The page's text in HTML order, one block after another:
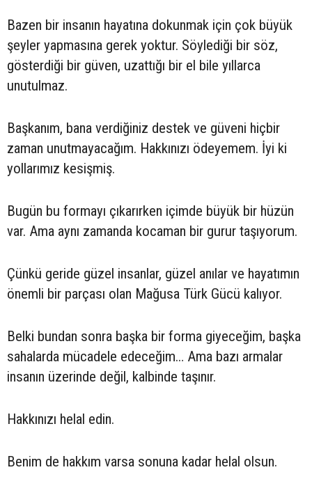
Bazen bir insanın hayatına dokunmak için çok büyük
şeyler yapmasına gerek yoktur. Söylediği bir söz,
gösterdiği bir güven, uzattığı bir el bile yıllarca
unutulmaz.
Başkanım, bana verdiğiniz destek ve güveni hiçbir
zaman unutmayacağım. Hakkınızı ödeyemem. İyi ki
yollarımız kesişmiş.
Bugün bu formayı çıkarırken içimde büyük bir hüzün
var. Ama aynı zamanda kocaman bir gurur taşıyorum.
Çünkü geride güzel insanlar, güzel anılar ve hayatımın
önemli bir parçası olan Mağusa Türk Gücü kalıyor.
Belki bundan sonra başka bir forma giyeceğim, başka
sahalarda mücadele edeceğim… Ama bazı armalar
insanın üzerinde değil, kalbinde taşınır.
Hakkınızı helal edin.
Benim de hakkım varsa sonuna kadar helal olsun.